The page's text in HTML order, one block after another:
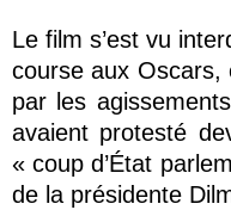
Le film s’est vu
course aux Oscars,
par les
avaient protesté
« coup d’État
de la présidente